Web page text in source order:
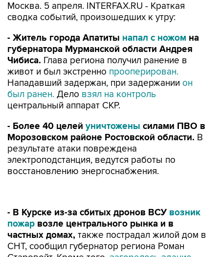
Москва. 5 апреля. INTERFAX.RU - Краткая
сводка событий, произошедших к утру:
- Житель города Апатиты напал с ножом на
губернатора Мурманской области Андрея
Чибиса. Глава региона получил ранение в
живот и был экстренно прооперирован.
Нападавший задержан, при задержании он
был ранен. Дело взял на контроль
центральный аппарат СКР.
- Более 40 целей уничтожены силами ПВО в
Морозовском районе Ростовской области. В
результате атаки повреждена
электроподстанция, ведутся работы по
восстановлению энергоснабжения.
частных домах,также пострадал жилой дом в
СНТ, сообщил губернатор региона Роман
Старовойт. Кроме того,загорелось здание
областного центра развития творчества детей